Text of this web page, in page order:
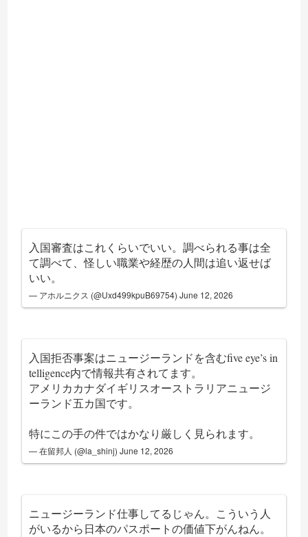
入国審査はこれくらいでいい。調べられる事は全
て調べて、怪しい職業や経歴の人間は追い返せば
いい。
— アホルニクス (@Uxd499kpuB69754)June 12, 2026
入国拒否事案はニュージーランドを含むfive eye’s in
telligence内で情報共有されてます。
アメリカカナダイギリスオーストラリアニュージ
ーランド五カ国です。
特にこの手の件ではかなり厳しく見られます。
— 在留邦人 (@la_shinj)June 12, 2026
ニュージーランド仕事してるじゃん。こういう人
がいるから日本のパスポートの価値下がんねん。